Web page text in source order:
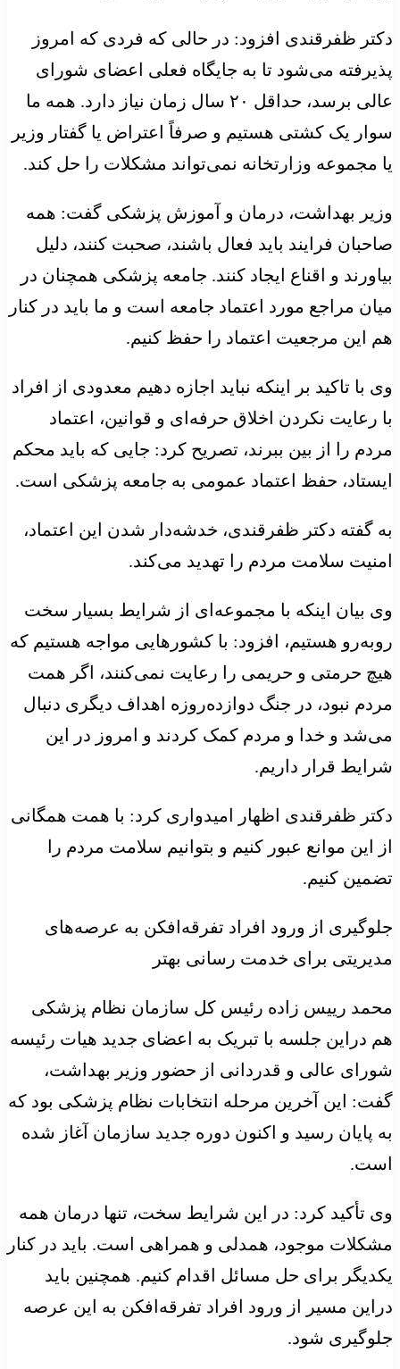
دکتر ظفرقندی افزود: در حالی که فردی که امروز
پذیرفته می‌شود تا به جایگاه فعلی اعضای شورای
عالی برسد، حداقل ۲۰ سال زمان نیاز دارد. همه ما
سوار یک کشتی هستیم و صرفاً اعتراض یا گفتار وزیر
یا مجموعه وزارتخانه نمی‌تواند مشکلات را حل کند.
وزیر بهداشت، درمان و آموزش پزشکی گفت: همه
صاحبان فرایند باید فعال باشند، صحبت کنند، دلیل
بیاورند و اقناع ایجاد کنند. جامعه پزشکی همچنان در
میان مراجع مورد اعتماد جامعه است و ما باید در کنار
هم این مرجعیت اعتماد را حفظ کنیم.
وی با تاکید بر اینکه نباید اجازه دهیم معدودی از افراد
با رعایت نکردن اخلاق حرفه‌ای و قوانین، اعتماد
مردم را از بین ببرند، تصریح کرد: جایی که باید محکم
ایستاد، حفظ اعتماد عمومی به جامعه پزشکی است.
به گفته دکتر ظفرقندی، خدشه‌دار شدن این اعتماد،
امنیت سلامت مردم را تهدید می‌کند.
وی بیان اینکه با مجموعه‌ای از شرایط بسیار سخت
روبه‌رو هستیم، افزود: با کشورهایی مواجه هستیم که
هیچ حرمتی و حریمی را رعایت نمی‌کنند، اگر همت
مردم نبود، در جنگ دوازده‌روزه اهداف دیگری دنبال
می‌شد و خدا و مردم کمک کردند و امروز در این
شرایط قرار داریم.
دکتر ظفرقندی اظهار امیدواری کرد: با همت همگانی
از این موانع عبور کنیم و بتوانیم سلامت مردم را
تضمین کنیم.
جلوگیری از ورود افراد تفرقه‌افکن به عرصه‌های
مدیریتی برای خدمت رسانی بهتر
محمد رییس زاده رئیس کل سازمان نظام پزشکی
هم دراین جلسه با تبریک به اعضای جدید هیات رئیسه
شورای عالی و قدردانی از حضور وزیر بهداشت،
گفت: این آخرین مرحله انتخابات نظام پزشکی بود که
به پایان رسید و اکنون دوره جدید سازمان آغاز شده
است.
وی تأکید کرد: در این شرایط سخت، تنها درمان همه
مشکلات موجود، همدلی و همراهی است. باید در کنار
یکدیگر برای حل مسائل اقدام کنیم. همچنین باید
دراین مسیر از ورود افراد تفرقه‌افکن به این عرصه
جلوگیری شود.